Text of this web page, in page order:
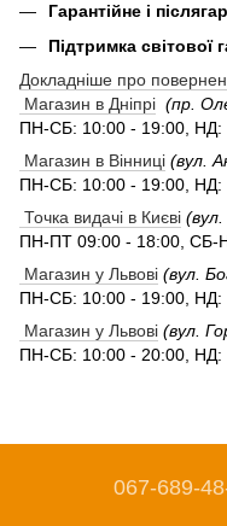
Гарантійне і
Підтримка світової
Докладніше про
Магазин в Дніпрі (пр.
ПН-СБ: 10:00 - 19:00, НД:
Магазин в Вінниці (вул.
ПН-СБ: 10:00 - 19:00, НД:
Точка видачі в Києві
ПН-ПТ 09:00 - 18:00, СБ-
Магазин у Львові (вул.
ПН-СБ: 10:00 - 19:00, НД:
Магазин у Львові (вул.
ПН-СБ: 10:00 - 20:00, НД:
067-689-